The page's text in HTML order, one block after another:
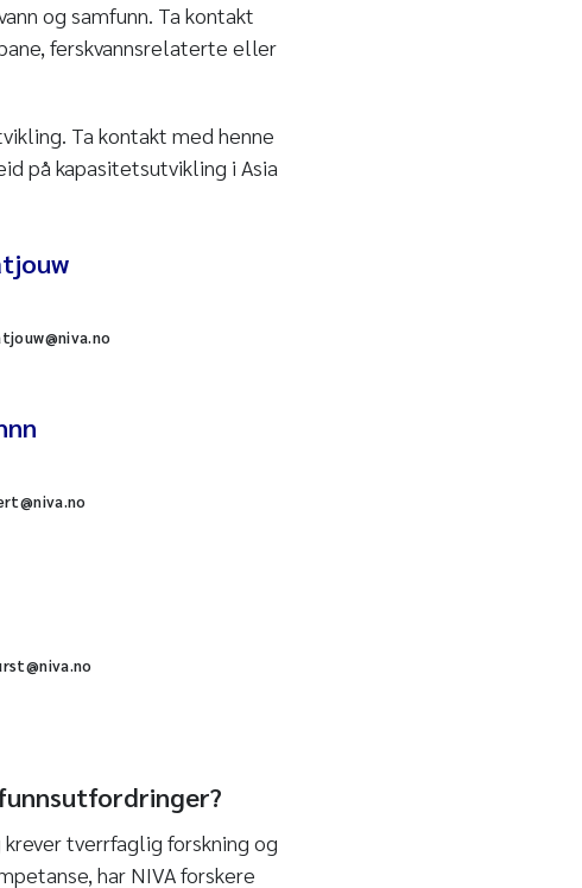
og samfunn. Ta kontakt
ferskvannsrelaterte eller
Ta kontakt med henne
på kapasitetsutvikling i Asia
tverrfaglig forskning og
har NIVA forskere